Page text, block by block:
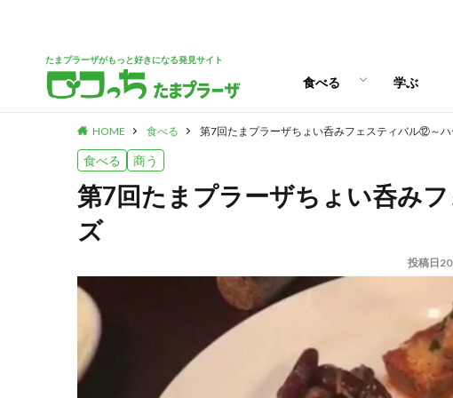
たまプラーザがもっと好きになる発見サイト
食べる
パン
スイーツ
ランチ
カフェ
学ぶ
HOME 食べる 第7回たまプラーザちょい呑みフェスティバル⑫～
食べる 商う
第7回たまプラーザちょい呑み
ズ
投稿日